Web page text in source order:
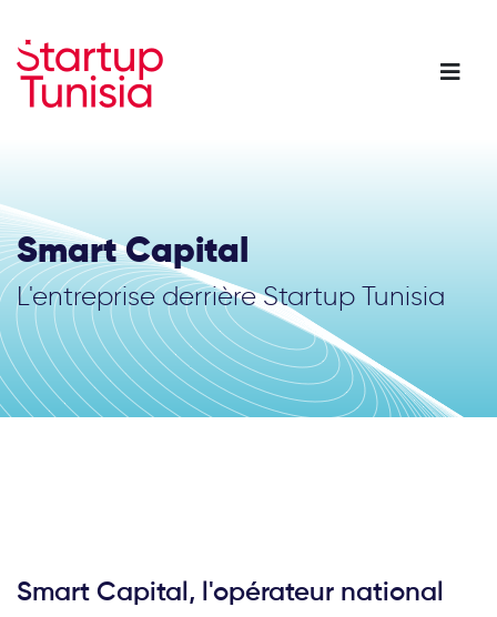
contenu
principal
Smart Capital
L'entreprise derrière Startup Tunisia
Smart Capital, l'opérateur national